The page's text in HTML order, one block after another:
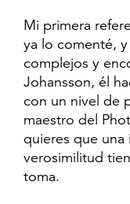
Mi primera
ya lo comenté,
complejos y
Johansson, él
con un nivel de
maestro del
quieres que una
verosimilitud
toma.